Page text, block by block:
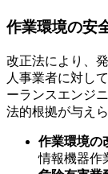
作業環境の安
改正法により、
人事業者に対し
ーランスエンジ
法的根拠が与え
作業環境の
情報機器作